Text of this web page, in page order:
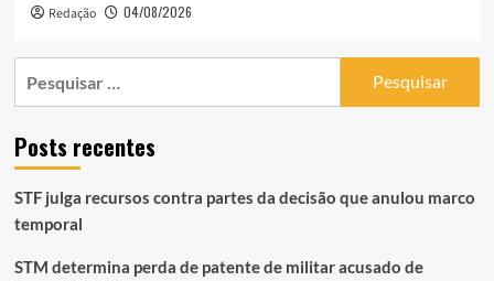
Redação 04/08/2026
Posts recentes
STF julga recursos contra partes da decisão que anulou marco
temporal
STM determina perda de patente de militar acusado de